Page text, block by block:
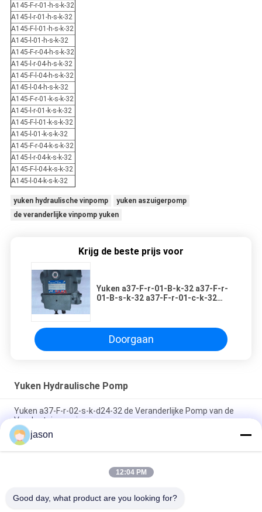
A145-F-r-01-h-s-k-32
A145-l-r-01-h-s-k-32
A145-F-l-01-h-s-k-32
A145-l-01-h-s-k-32
A145-F-r-04-h-s-k-32
A145-l-r-04-h-s-k-32
A145-F-l-04-h-s-k-32
A145-l-04-h-s-k-32
A145-F-r-01-k-s-k-32
A145-l-r-01-k-s-k-32
A145-F-l-01-k-s-k-32
A145-l-01-k-s-k-32
A145-F-r-04-k-s-k-32
A145-l-r-04-k-s-k-32
A145-F-l-04-k-s-k-32
A145-l-04-k-s-k-32
yuken hydraulische vinpomp
yuken aszuigerpomp
de veranderlijke vinpomp yuken
Krijg de beste prijs voor
Yuken a37-F-r-01-B-k-32 a37-F-r-
01-B-s-k-32 a37-F-r-01-c-k-32
Doorgaan
Yuken Hydraulische Pomp
Yuken a37-F-r-02-s-k-d24-32 de Veranderlijke Pomp van de
Verplaatsingszuiger
A37-F-r-01-h-k-32 Yuken een de Zuigerpomp van de Reeks
Veranderlijke Verplaatsing
Van de de Reeks Veranderlijke Verplaatsing van AR22-FR01B-
jason
12:04 PM
Good day, what product are you looking for?